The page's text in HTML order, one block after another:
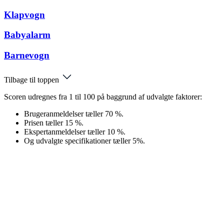
Klapvogn
Babyalarm
Barnevogn
Tilbage til toppen
Scoren udregnes fra 1 til 100 på baggrund af udvalgte faktorer:
Brugeranmeldelser tæller 70 %.
Prisen tæller 15 %.
Ekspertanmeldelser tæller 10 %.
Og udvalgte specifikationer tæller 5%.